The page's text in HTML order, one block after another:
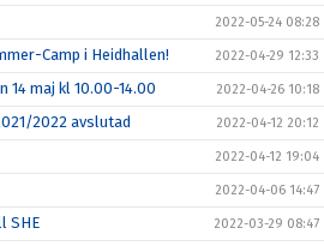
2022-05-24 08:28
Camp i Heidhallen! 2022-04-29 12:33
14 maj kl 10.00-14.00 2022-04-26 10:18
2022 avslutad 2022-04-12 20:12
2022-04-12 19:04
2022-04-06 14:47
SHE 2022-03-29 08:47